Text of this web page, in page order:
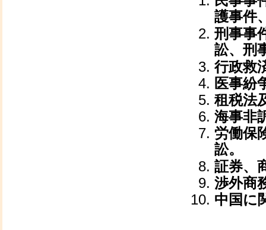
護事件
刑事事
訟、
行政救
医事紛
租税法
海事非
労働保
訟。
証券、
渉外商
中国に